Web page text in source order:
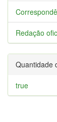
Redação
Quantidade
true